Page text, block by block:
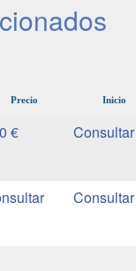
Precio Inicio
€